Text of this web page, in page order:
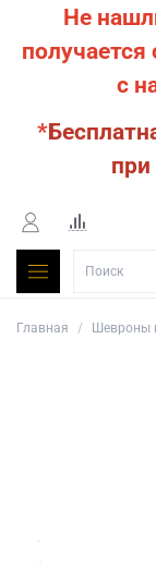
Не
с
*
при
Главная Шевроны